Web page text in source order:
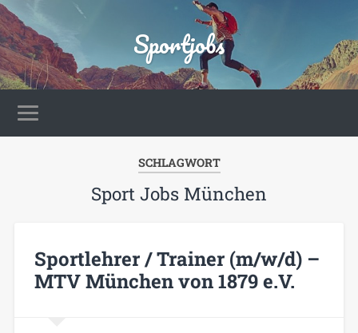
Sportjobs
SCHLAGWORT
Sport Jobs München
Sportlehrer / Trainer (m/w/d) –
MTV München von 1879 e.V.